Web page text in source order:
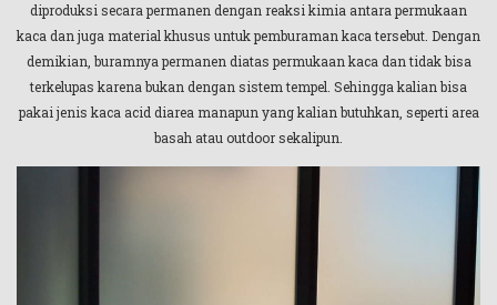
diproduksi secara permanen dengan reaksi kimia antara permukaan
kaca dan juga material khusus untuk pemburaman kaca tersebut. Dengan
demikian, buramnya permanen diatas permukaan kaca dan tidak bisa
terkelupas karena bukan dengan sistem tempel. Sehingga kalian bisa
pakai jenis kaca acid diarea manapun yang kalian butuhkan, seperti area
basah atau outdoor sekalipun.